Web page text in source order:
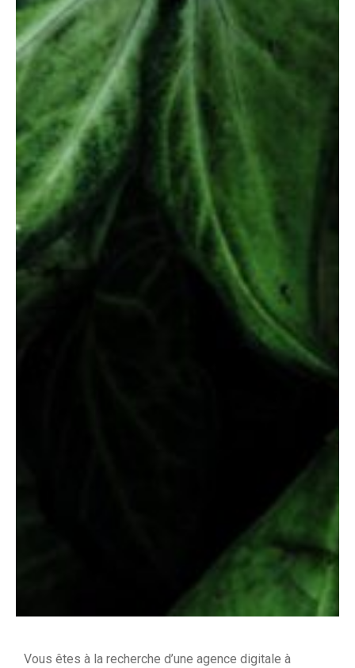
Vous êtes à la recherche d’une agence digitale à